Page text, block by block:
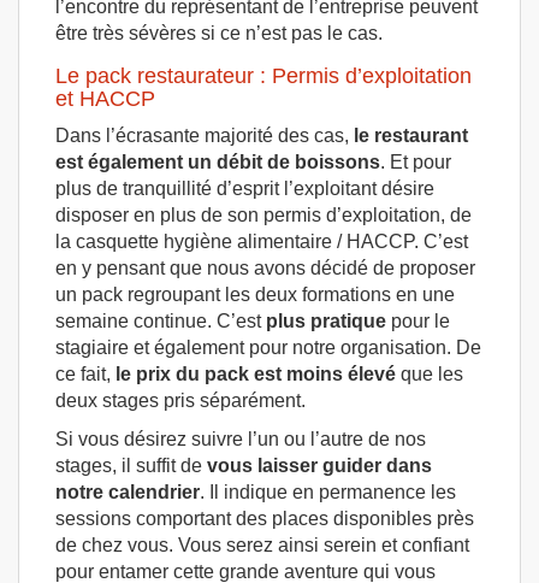
l’encontre du représentant de l’entreprise peuvent
être très sévères si ce n’est pas le cas.
Le pack restaurateur : Permis d’exploitation
et HACCP
Dans l’écrasante majorité des cas, le restaurant
est également un débit de boissons. Et pour
plus de tranquillité d’esprit l’exploitant désire
disposer en plus de son permis d’exploitation, de
la casquette hygiène alimentaire / HACCP. C’est
en y pensant que nous avons décidé de proposer
un pack regroupant les deux formations en une
semaine continue. C’est plus pratique pour le
stagiaire et également pour notre organisation. De
ce fait, le prix du pack est moins élevé que les
deux stages pris séparément.
Si vous désirez suivre l’un ou l’autre de nos
stages, il suffit de vous laisser guider dans
notre calendrier. Il indique en permanence les
sessions comportant des places disponibles près
de chez vous. Vous serez ainsi serein et confiant
pour entamer cette grande aventure qui vous